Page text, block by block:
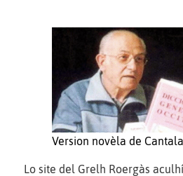
Version novèla de
Lo site del Grelh Roergàs